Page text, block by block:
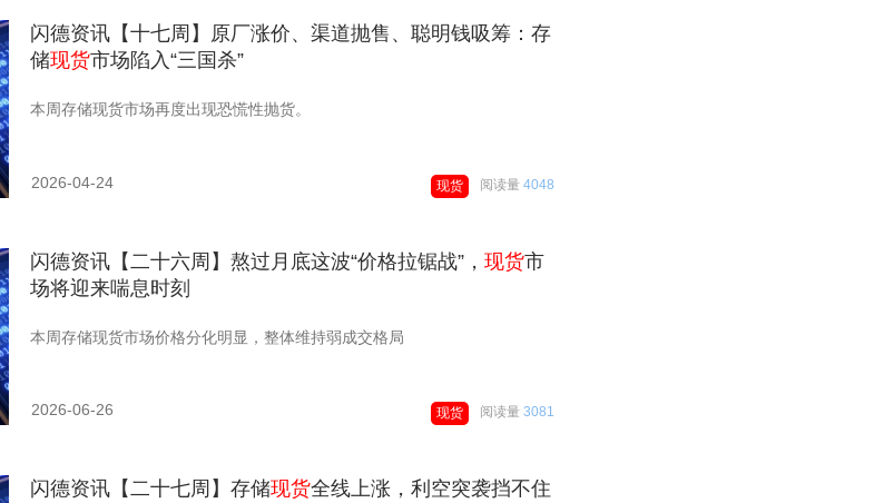
闪德资讯【十七周】原厂涨价、渠道抛售、聪明钱吸筹：存
储现货市场陷入“三国杀”
本周存储现货市场再度出现恐慌性抛货。
2026-04-24 阅读量 4048
现货
闪德资讯【二十六周】熬过月底这波“价格拉锯战”， 现货市
场将迎来喘息时刻
​本周存储现货市场价格分化明显，整体维持弱成交格局
2026-06-26 阅读量 3081
现货
闪德资讯【二十七周】存储现货全线上涨，利空突袭挡不住